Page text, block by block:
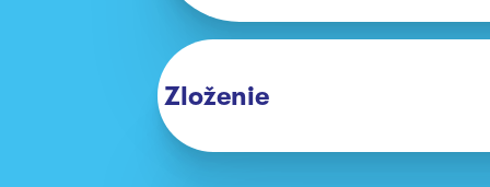
Zloženie